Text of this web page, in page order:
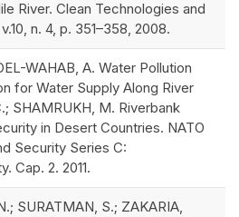
River. Clean Technologies and
n. 4, p. 351–358, 2008.
WAHAB, A. Water Pollution
for Water Supply Along River
SHAMRUKH, M. Riverbank
in Desert Countries. NATO
Security Series C:
Cap. 2. 2011.
SURATMAN, S.; ZAKARIA,